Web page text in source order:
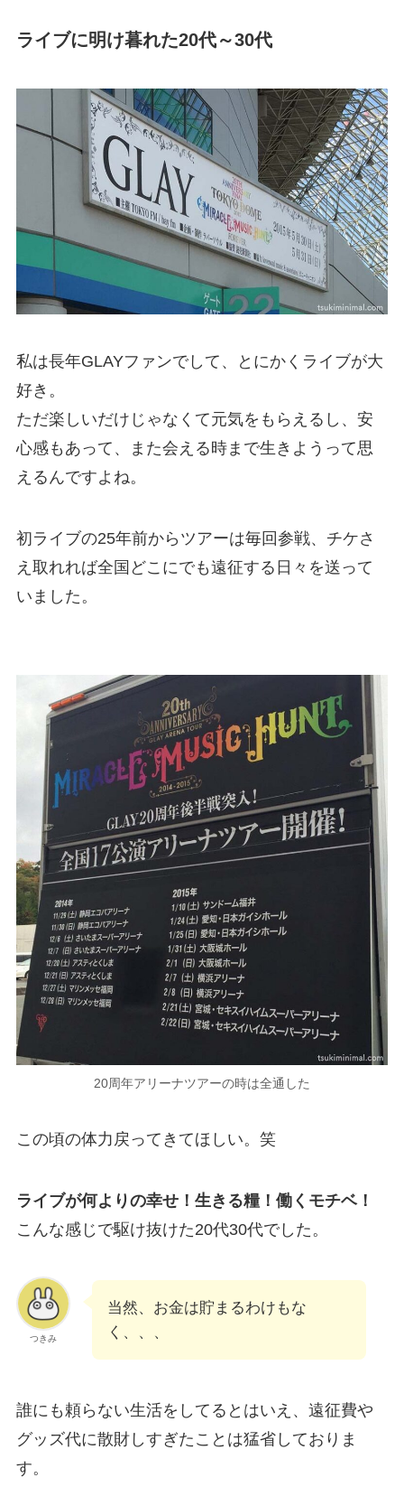
ライブに明け暮れた20代～30代
私は長年GLAYファンでして、とにかくライブが大
好き。
ただ楽しいだけじゃなくて元気をもらえるし、安
心感もあって、また会える時まで生きようって思
えるんですよね。
初ライブの25年前からツアーは毎回参戦、チケさ
え取れれば全国どこにでも遠征する日々を送って
いました。
20周年アリーナツアーの時は全通した
この頃の体力戻ってきてほしい。笑
ライブが何よりの幸せ！生きる糧！働くモチベ！
こんな感じで駆け抜けた20代30代でした。
つきみ
当然、お金は貯まるわけもな
く、、、
誰にも頼らない生活をしてるとはいえ、遠征費や
グッズ代に散財しすぎたことは猛省しておりま
す。